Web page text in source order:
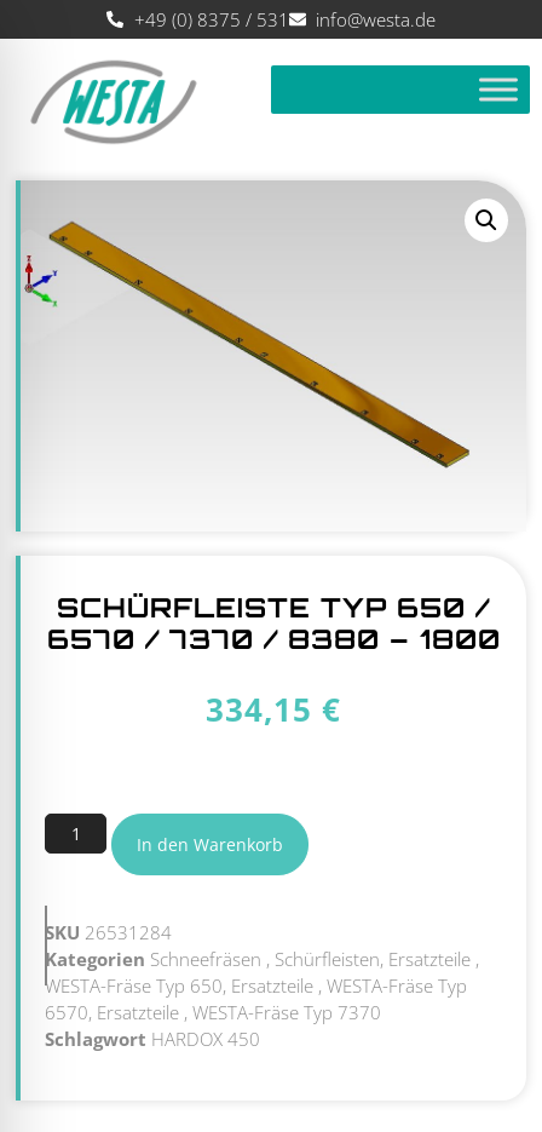
+49 (0) 8375 / 531 info@westa.de
SCHÜRFLEISTE TYP 650 /
6570 / 7370 / 8380 – 1800
334,15 €
In den Warenkorb
SKU 26531284
Kategorien Schneefräsen , Schürfleisten, Ersatzteile ,
WESTA-Fräse Typ 650, Ersatzteile ,WESTA-Fräse Typ
6570, Ersatzteile ,WESTA-Fräse Typ 7370
Schlagwort HARDOX 450